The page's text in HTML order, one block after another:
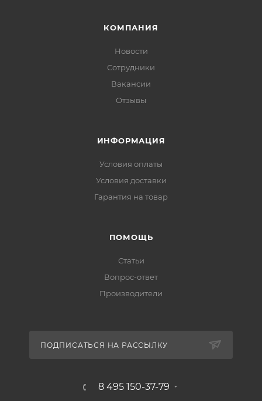
КОМПАНИЯ
Новости
Сотрудники
Вакансии
Отзывы
ИНФОРМАЦИЯ
Условия оплаты
Условия доставки
Гарантия на товар
ПОМОЩЬ
Статьи
Вопрос-ответ
Производители
ПОДПИСАТЬСЯ НА РАССЫЛКУ
8 495 150-37-79